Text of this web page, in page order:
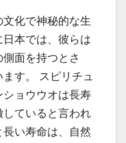
化で神秘的な生
本では、彼らは
面を持つとさ
す。 スピリチュ
ョウウオは長寿
していると言われ
い寿命は、自然